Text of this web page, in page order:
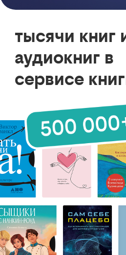
тысячи книг
аудиокниг в
сервисе